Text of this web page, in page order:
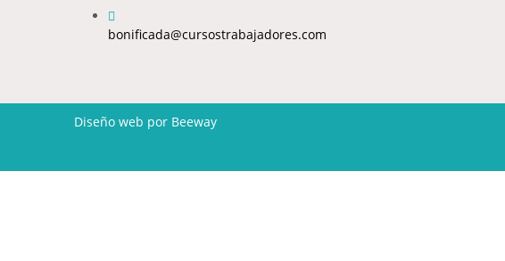
bonificada@cursostrabajadores.com
Diseño web por Beeway